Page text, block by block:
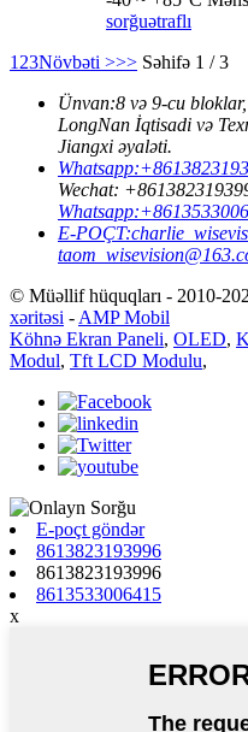
sorğuətraflı
1 23Növbəti >>> Səhifə 1 / 3
Ünvan:8 və 9-cu
LongNan İqtisadi və
Jiangxi əyaləti.
Whatsapp:
Wechat:
Whatsapp:
E-POÇT:
© Müəllif hüquqları - 2010-
xəritəsi - AMP Mobil
Köhnə Ekran Paneli, OLED,
Modul, Tft LCD Modulu,
E-poçt göndər
8613823193996
8613823193996
8613533006415
x